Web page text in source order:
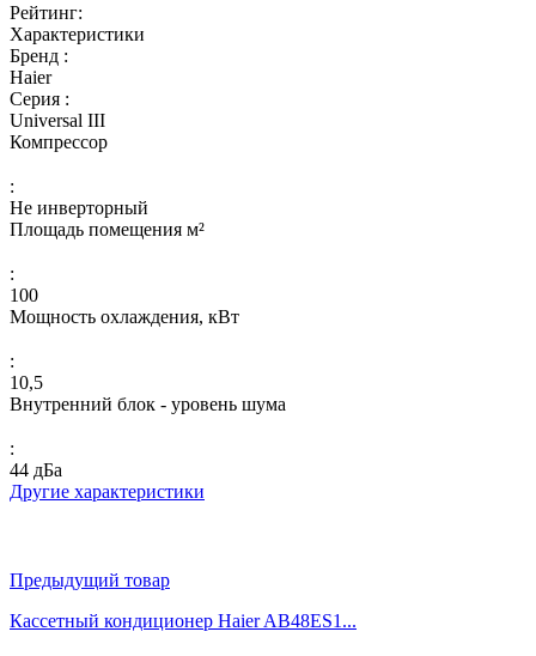
Рейтинг:
Характеристики
Бренд :
Haier
Серия :
Universal III
Компрессор
:
Не инверторный
Площадь помещения м²
:
100
Мощность охлаждения, кВт
:
10,5
Внутренний блок - уровень шума
:
44 дБа
Другие характеристики
Предыдущий товар
Кассетный кондиционер Haier AB48ES1...